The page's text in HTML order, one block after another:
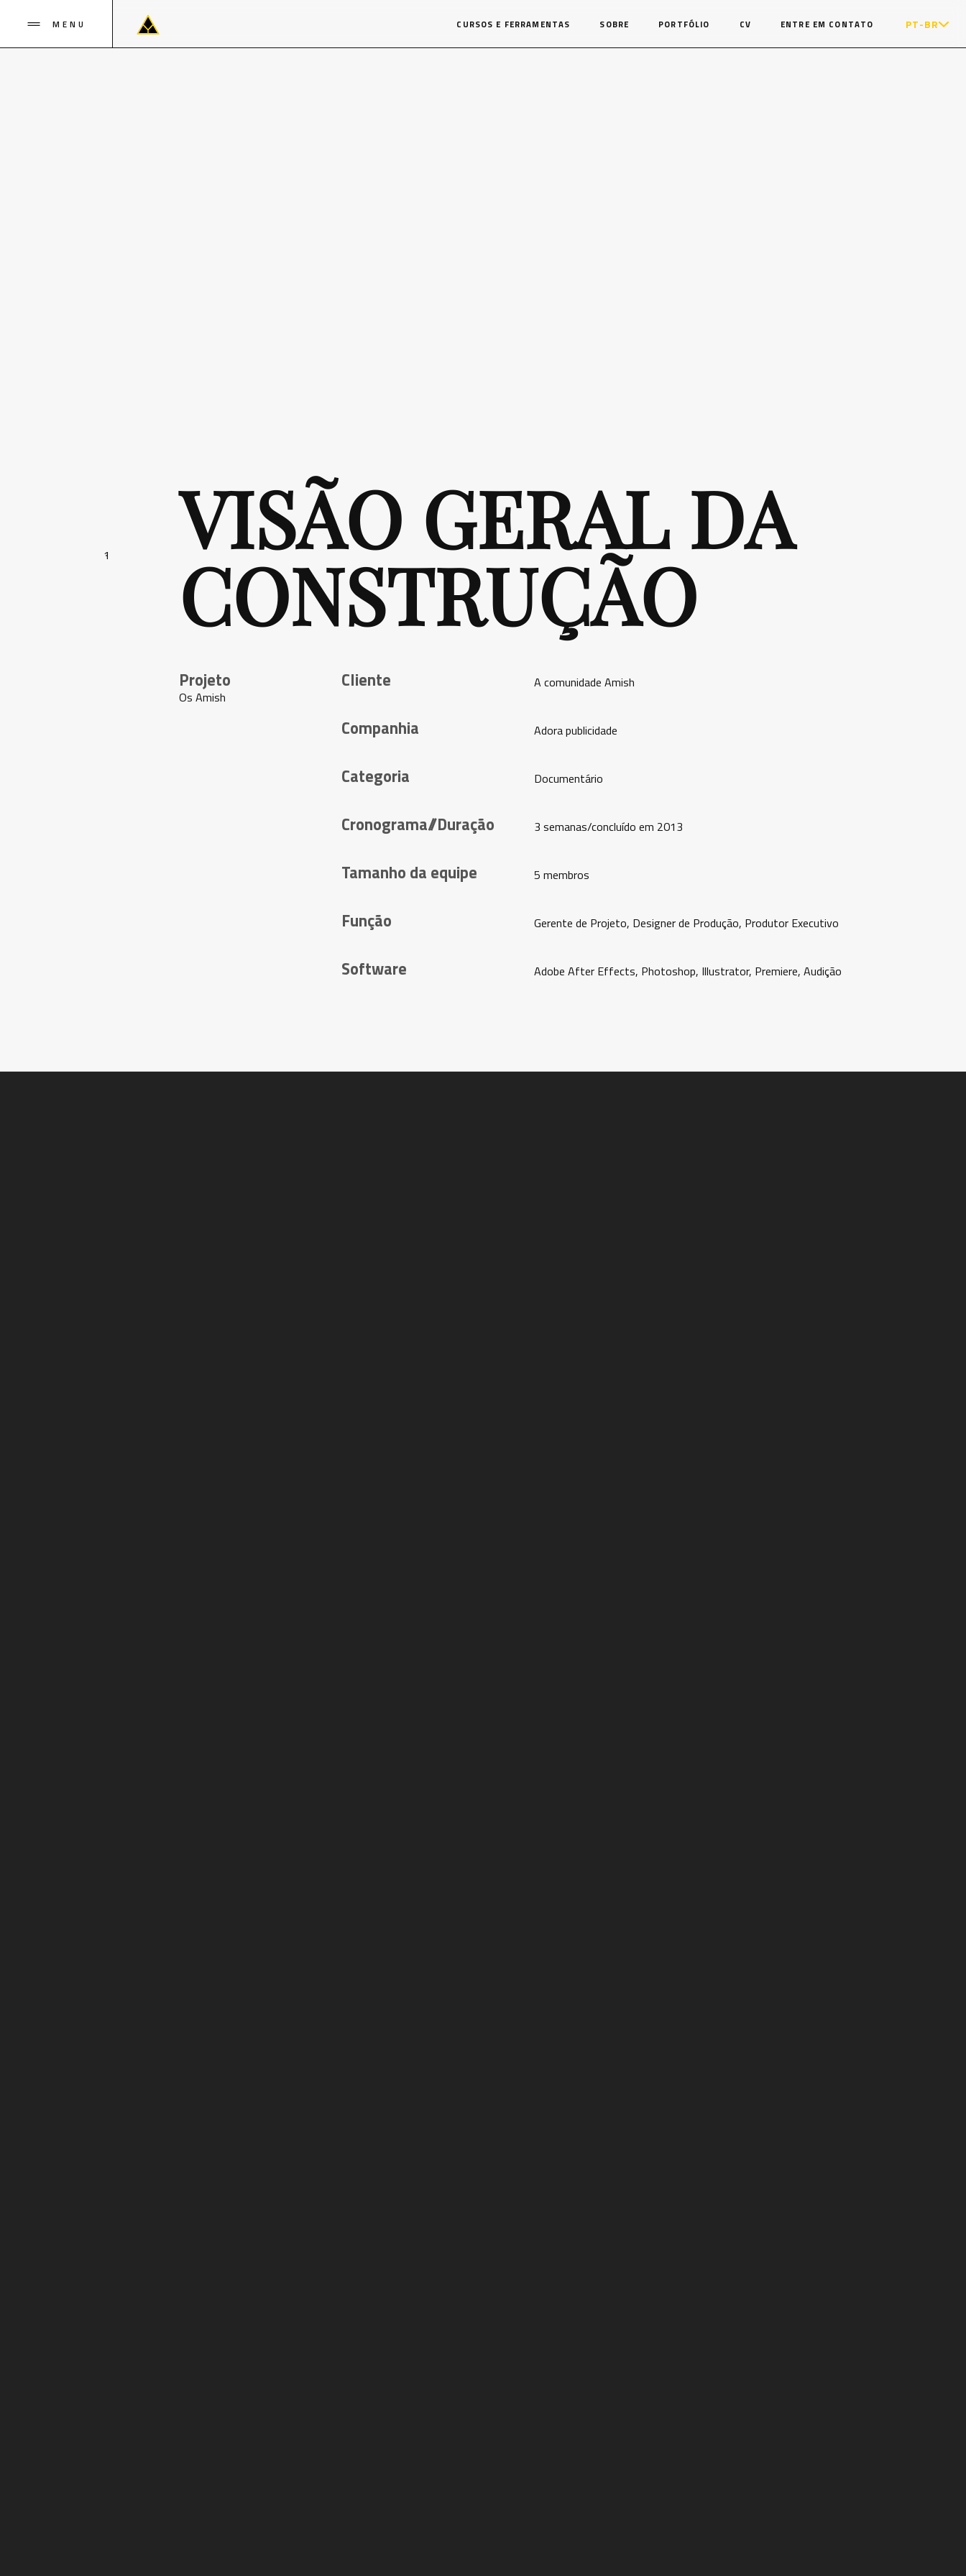
MENU CURSOS E FERRAMENTAS SOBRE PORTFÓLIO CV ENTRE EM CONTATO PT-BR
1 VISÃO GERAL DA
CONSTRUÇÃO
Projeto
Os Amish
Cliente A comunidade Amish
Companhia Adora publicidade
Categoria Documentário
Cronograma//Duração 3 semanas/concluído em 2013
Tamanho da equipe 5 membros
Função Gerente de Projeto, Designer de Produção, Produtor Executivo
Software Adobe After Effects, Photoshop, Illustrator, Premiere, Audição